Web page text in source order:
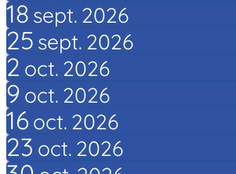
18 sept. 2026
25 sept. 2026
2 oct. 2026
9 oct. 2026
16 oct. 2026
23 oct. 2026